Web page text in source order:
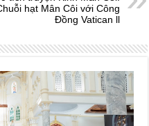
hạt Mân Côi với Công
Đồng Vatican ll